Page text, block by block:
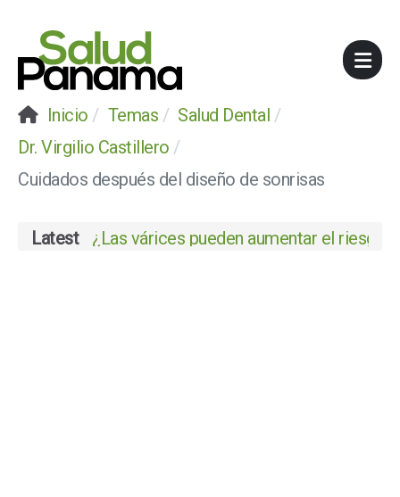
Inicio Temas
Salud Dental
Dr. Virgilio Castillero
Cuidados después del diseño de sonrisas
Latest ¿Las várices pueden aumentar el riesgo